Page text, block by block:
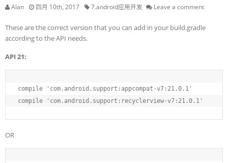
Alan 四月 10th, 2017 7.android应用开发 Leave a comment
These are the correct version that you can add in your build.gradle
according to the API needs.
API 21:
compile
'com.android.support:appcompat-v7:21.0.1'
compile
'com.android.support:recyclerview-v7:21.0.1'
OR